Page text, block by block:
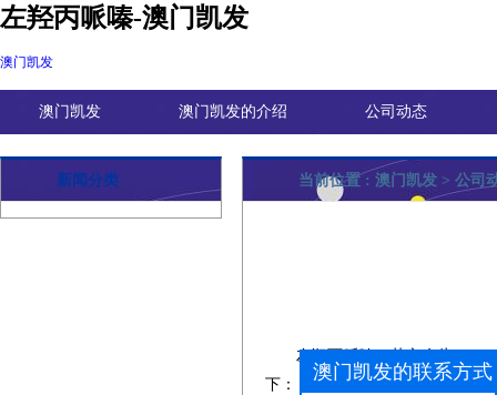
左羟丙哌嗪-澳门凯发
澳门凯发
澳门凯发 澳门凯发的介绍 公司动态
新闻分类 当前位置 : 澳门凯发 > 公司
左羟丙哌嗪
下：
澳门凯发的联系方式